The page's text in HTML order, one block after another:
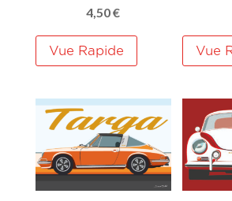
4,50€
Vue Rapide Vue